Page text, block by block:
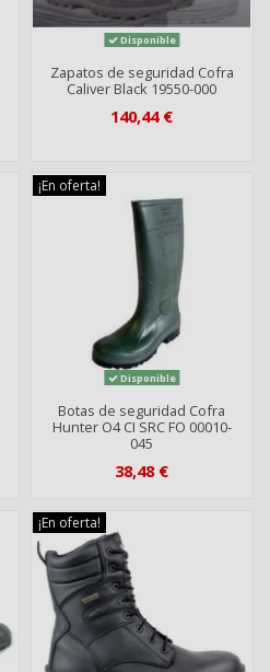
Disponible
Zapatos de seguridad Cofra
Caliver Black 19550-000
140,44 €
¡En oferta!
Disponible
Botas de seguridad Cofra
Hunter O4 CI SRC FO 00010-
045
38,48 €
¡En oferta!